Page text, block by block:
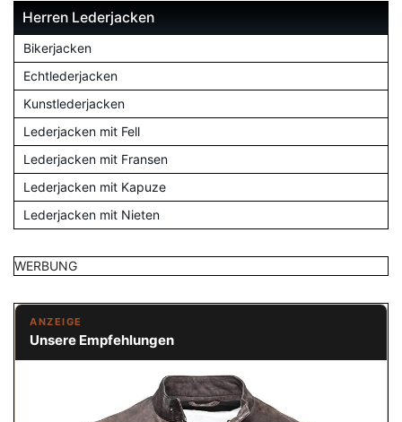
Herren Lederjacken
Bikerjacken
Echtlederjacken
Kunstlederjacken
Lederjacken mit Fell
Lederjacken mit Fransen
Lederjacken mit Kapuze
Lederjacken mit Nieten
WERBUNG
ANZEIGE
Unsere Empfehlungen